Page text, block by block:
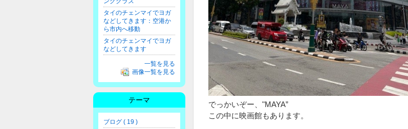
でっかいぞー、"MAYA”
この中に映画館もあります。
タイのチェンマイでヨガ
などしてきます：空港か
ら市内へ移動
タイのチェンマイでヨガ
などしてきます
一覧を見る
画像一覧を見る
テーマ
ブログ ( 19 )